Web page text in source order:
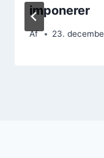
imponerer
Af 23.